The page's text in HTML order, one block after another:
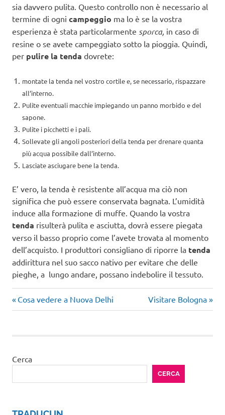
sia davvero pulita. Questo controllo non è necessario al
termine di ogni campeggio ma lo è se la vostra
esperienza è stata particolarmente sporca, in caso di
resine o se avete campeggiato sotto la pioggia. Quindi,
per pulire la tenda dovrete:
montate la tenda nel vostro cortile e, se necessario, rispazzare
all’interno.
Pulite eventuali macchie impiegando un panno morbido e del
sapone.
Pulite i picchetti e i pali.
Sollevate gli angoli posteriori della tenda per drenare quanta
più acqua possibile dall’interno.
Lasciate asciugare bene la tenda.
E’ vero, la tenda è resistente all’acqua ma ciò non
significa che può essere conservata bagnata. L’umidità
induce alla formazione di muffe. Quando la vostra
tenda risulterà pulita e asciutta, dovrà essere piegata
verso il basso proprio come l’avete trovata al momento
dell’acquisto. I produttori consigliano di riporre la tenda
addirittura nel suo sacco nativo per evitare che delle
pieghe, a lungo andare, possano indebolire il tessuto.
Navigazione
Articolo
precedente:
Cosa vedere a Nuova Delhi
Articolo
successivo:
Visitare Bologna
Cerca
CERCA